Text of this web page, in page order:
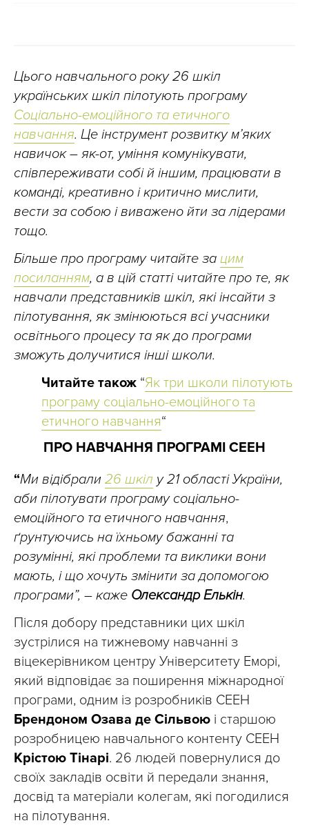
Цього навчального року 26 шкіл
українських шкіл пілотують програму
Соціально-емоційного та етичного
навчання. Це інструмент розвитку м’яких
навичок – як-от, уміння комунікувати,
співпереживати собі й іншим, працювати в
команді, креативно і критично мислити,
вести за собою і виважено йти за лідерами
тощо.
Більше про програму читайте за цим
посиланням, а в цій статті читайте про те, як
навчали представників шкіл, які інсайти з
пілотування, як змінюються всі учасники
освітнього процесу та як до програми
зможуть долучитися інші школи.
Читайте також “Як три школи пілотують
програму соціально-емоційного та
етичного навчання“
ПРО НАВЧАННЯ ПРОГРАМІ СЕЕН
“Ми відібрали 26 шкіл у 21 області України,
аби пілотувати програму соціально-
емоційного та етичного навчання,
ґрунтуючись на їхньому бажанні та
розумінні, які проблеми та виклики вони
мають, і що хочуть змінити за допомогою
програми”, – каже Олександр Елькін.
Після добору представники цих шкіл
зустрілися на тижневому навчанні з
віцекерівником центру Університету Еморі,
який відповідає за поширення міжнародної
програми, одним із розробників СЕЕН
Брендоном Озава де Сільвою і старшою
розробницею навчального контенту СЕЕН
Крістою Тінарі. 26 людей повернулися до
своїх закладів освіти й передали знання,
досвід та матеріали колегам, які погодилися
на пілотування.